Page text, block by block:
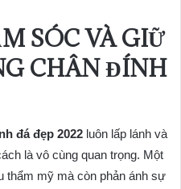
SÓC VÀ GIỮ
CHÂN ĐÍNH
đá đẹp 2022 luôn lấp lánh và
là vô cùng quan trọng. Một
thẩm mỹ mà còn phản ánh sự